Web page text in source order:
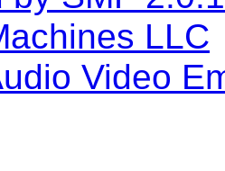
LLC
Video